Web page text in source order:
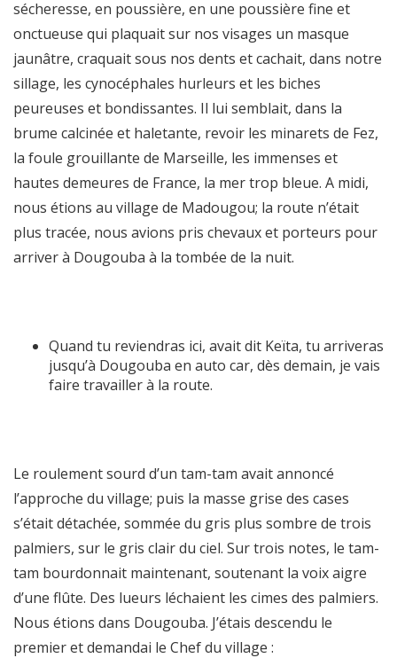
sécheresse, en poussière, en une poussière fine et
onctueuse qui plaquait sur nos visages un masque
jaunâtre, craquait sous nos dents et cachait, dans notre
sillage, les cynocéphales hurleurs et les biches
peureuses et bondissantes. Il lui semblait, dans la
brume calcinée et haletante, revoir les minarets de Fez,
la foule grouillante de Marseille, les immenses et
hautes demeures de France, la mer trop bleue. A midi,
nous étions au village de Madougou; la route n’était
plus tracée, nous avions pris chevaux et porteurs pour
arriver à Dougouba à la tombée de la nuit.
Quand tu reviendras ici, avait dit Keïta, tu arriveras
jusqu’à Dougouba en auto car, dès demain, je vais
faire travailler à la route.
Le roulement sourd d’un tam-tam avait annoncé
l’approche du village; puis la masse grise des cases
s’était détachée, sommée du gris plus sombre de trois
palmiers, sur le gris clair du ciel. Sur trois notes, le tam-
tam bourdonnait maintenant, soutenant la voix aigre
d’une flûte. Des lueurs léchaient les cimes des palmiers.
Nous étions dans Dougouba. J’étais descendu le
premier et demandai le Chef du village :